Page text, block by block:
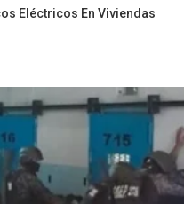
Eléctricos En Viviendas